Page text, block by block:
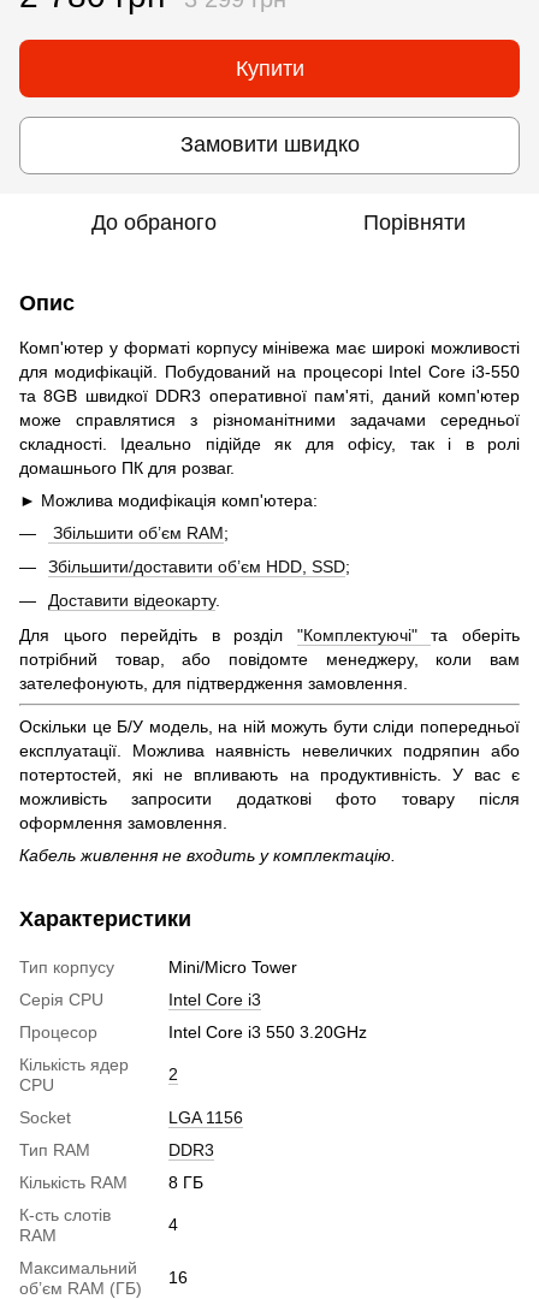
Купити
Замовити швидко
До обраного Порівняти
Опис
Комп'ютер у форматі корпусу мінівежа має широкі можливості
для модифікацій. Побудований на процесорі Intel Core i3-550
та 8GB швидкої DDR3 оперативної пам'яті, даний комп'ютер
може справлятися з різноманітними задачами середньої
складності. Ідеально підійде як для офісу, так і в ролі
домашнього ПК для розваг.
► Можлива модифікація комп'ютера:
Збільшити об’єм RAM;
Збільшити/доставити об’єм HDD, SSD;
Доставити відеокарту.
Для цього перейдіть в розділ "Комплектуючі"та оберіть
потрібний товар, або повідомте менеджеру, коли вам
зателефонують, для підтвердження замовлення.
Оскільки це Б/У модель, на ній можуть бути сліди попередньої
експлуатації. Можлива наявність невеличких подряпин або
потертостей, які не впливають на продуктивність. У вас є
можливість запросити додаткові фото товару після
оформлення замовлення.
Кабель живлення не входить у комплектацію.
Характеристики
Тип корпусу
Mini/Micro Tower
Серія CPU
Intel Core i3
Процесор
Intel Core i3 550 3.20GHz
Кількість ядер
CPU
2
Socket
LGA 1156
Тип RAM
DDR3
Кількість RAM
8 ГБ
К-сть слотів
RAM
4
Максимальний
об’єм RAM (ГБ)
16